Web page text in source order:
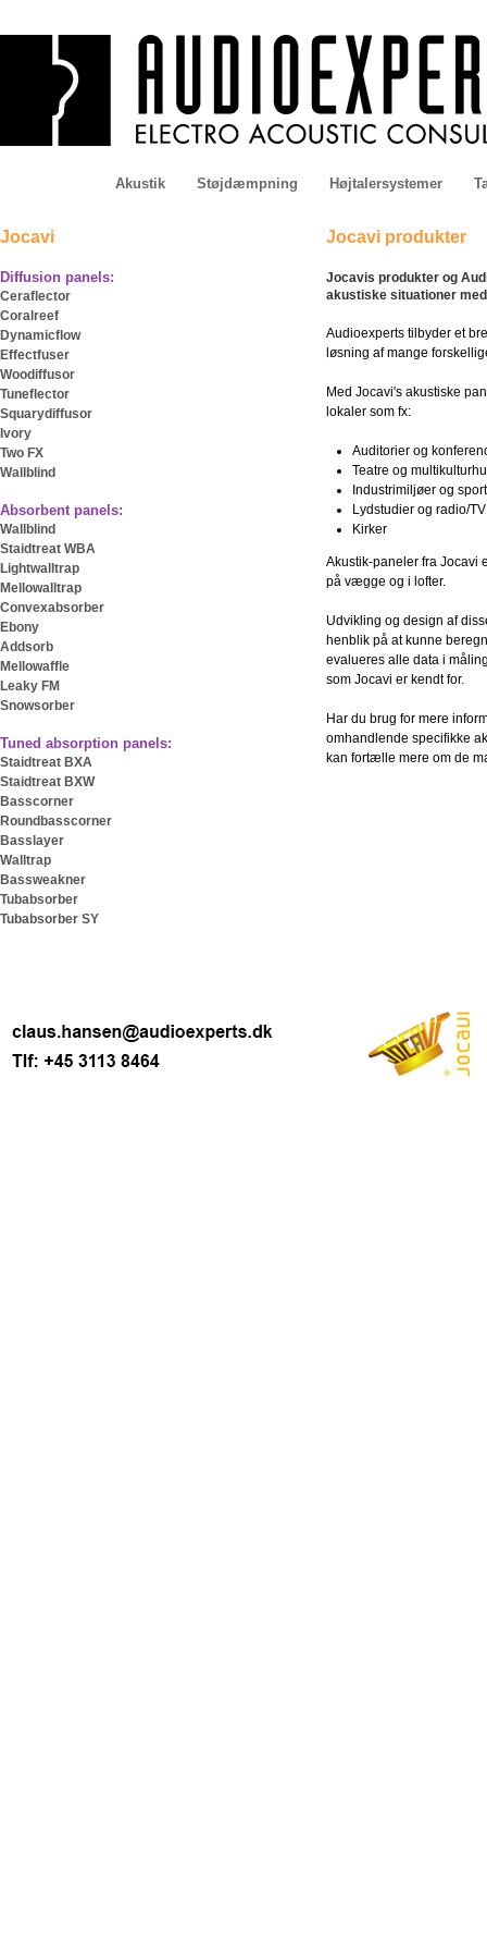
Jocavi
Diffusion panels:
Ceraflector
Coralreef
Dynamicflow
Effectfuser
Woodiffusor
Tuneflector
Squarydiffusor
Ivory
Two FX
Wallblind
Absorbent panels:
Wallblind
Staidtreat WBA
Lightwalltrap
Mellowalltrap
Convexabsorber
Ebony
Addsorb
Mellowaffle
Leaky FM
Snowsorber
Tuned absorption panels:
Staidtreat BXA
Staidtreat BXW
Basscorner
Roundbasscorner
Basslayer
Walltrap
Bassweakner
Tubabsorber
Tubabsorber SY
Jocavi produkter
Jocavis produkter og
akustiske situationer
Audioexperts tilbyder et
løsning af mange
Med Jocavi's akustiske
lokaler som fx:
Auditorier og
Teatre og
Industrimiljøer og
Lydstudier og radio/
Kirker
Akustik-paneler fra Jocavi
på vægge og i lofter.
Udvikling og design af
henblik på at kunne
evalueres alle data i
som Jocavi er kendt for.
Har du brug for mere
omhandlende specifikke
kan fortælle mere om de
Akustik Støjdæmpning Højtalersystemer